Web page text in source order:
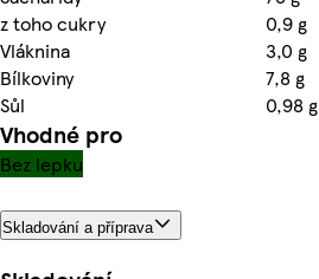
z toho cukry
0,9 g
Vláknina
3,0 g
Bílkoviny
7,8 g
Sůl
0,98 g
Vhodné pro
Bez lepku
Skladování a příprava